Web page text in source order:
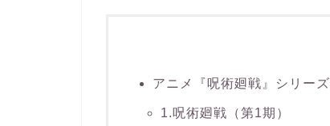
アニメ『呪術廻戦』シリー
1.呪術廻戦（第1期）